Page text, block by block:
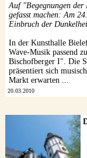
Auf "Begegnungen der
gefasst machen: Am
Einbruch der
In der Kunsthalle
Wave-Musik passend
Bischofberger I". Die
präsentiert sich
Markt erwarten ...
20.03.2010